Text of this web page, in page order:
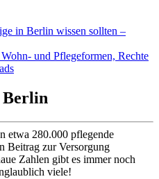
in Berlin wissen sollten –
und Pflegeformen, Rechte
Berlin
etwa 280.000 pflegende
Beitrag zur Versorgung
Zahlen gibt es immer noch
viele!